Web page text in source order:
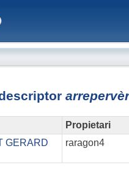
Propietari
GERARD
raragon4